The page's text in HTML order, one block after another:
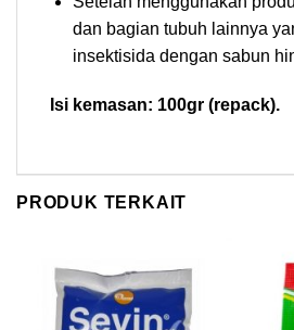
dan bagian tubuh lainnya
insektisida dengan sabun
Isi kemasan: 100gr (repack).
PRODUK TERKAIT